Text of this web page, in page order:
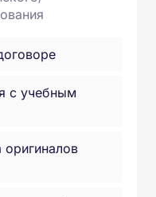
с учебным
оригиналов